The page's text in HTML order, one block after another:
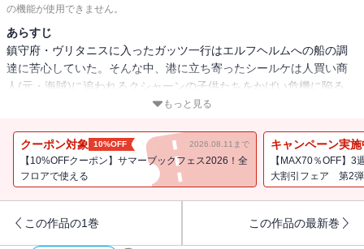
の機能が使用できません。
あらすじ
鎮守府・ヴリタニスに入ったガッツ一行はエルフヘルムへの船の調
達に苦心していた。そんな中、港に立ち寄ったシールケは人買い商
人(元・海賊)に追われるクシャーンの子供たちをかばい危機に陥る。
彼女らを助けようとするイシドロ、ミュールは海賊たちと大立ち回
もっと見る
クーポン対象 10%OFF 2026.08.11まで
【10%OFFクーポン】サマーブックフェス2026！全
フロアで使える
キャンペーン実施
【MAX70％OFF】3
大割引フェア 第2弾
この作品の1巻 この作品の最新巻